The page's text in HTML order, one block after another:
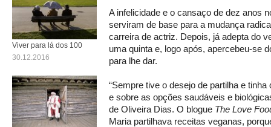
A infelicidade e o cansaço de dez anos
serviram de base para a mudança
carreira de actriz. Depois, já adepta do
uma quinta e, logo após, apercebeu-se
para lhe dar.
“Sempre tive o desejo de partilha e
e sobre as opções saudáveis e
de Oliveira Dias. O blogue The Love
Maria partilhava receitas veganas,
Viver para lá dos 100
30.12.2016